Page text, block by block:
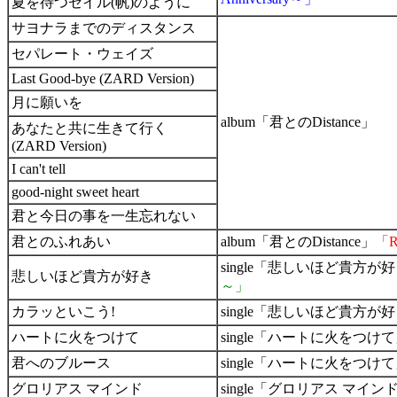
サヨナラまでのディスタンス
album「君とのDistance」
セパレート・ウェイズ
Last Good-bye (ZARD Version)
月に願いを
あなたと共に生きて行く
(ZARD Version)
I can't tell
good-night sweet heart
君と今日の事を一生忘れない
君とのふれあい
album「君とのDistance」
悲しいほど貴方が好き
single「悲しいほど貴方が
～」
カラッといこう!
single「悲しいほど貴方が
ハートに火をつけて
single「ハートに火をつけて
君へのブルース
single「ハートに火をつけ
グロリアス マインド
single「グロリアス マイン